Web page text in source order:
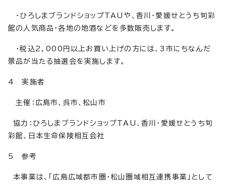
・ひろしまブランドショップTAUや、香川・愛媛せとうち旬彩
館の人気商品・各地の地酒などを多数販売します。
・税込2，000円以上お買い上げの方には、3市にちなんだ
景品が当たる抽選会を実施します。
4 実施者
主催：広島市、呉市、松山市
協力：ひろしまブランドショップTAU、香川・愛媛せとうち旬
彩館、日本生命保険相互会社
5 参考
本事業は、「広島広域都市圏・松山圏域相互連携事業」として